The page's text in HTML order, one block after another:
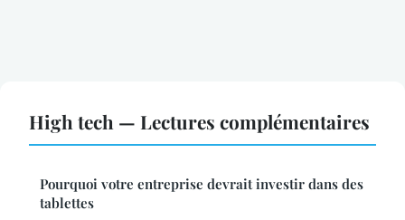
High tech — Lectures complémentaires
Pourquoi votre entreprise devrait investir dans des
tablettes